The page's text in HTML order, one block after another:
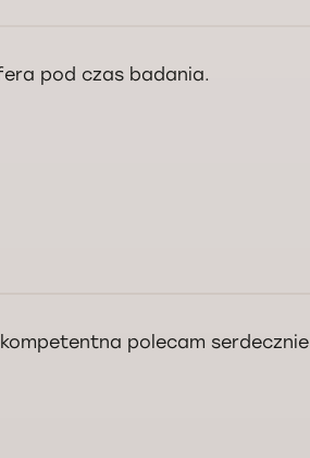
pod czas badania.
polecam serdecznie